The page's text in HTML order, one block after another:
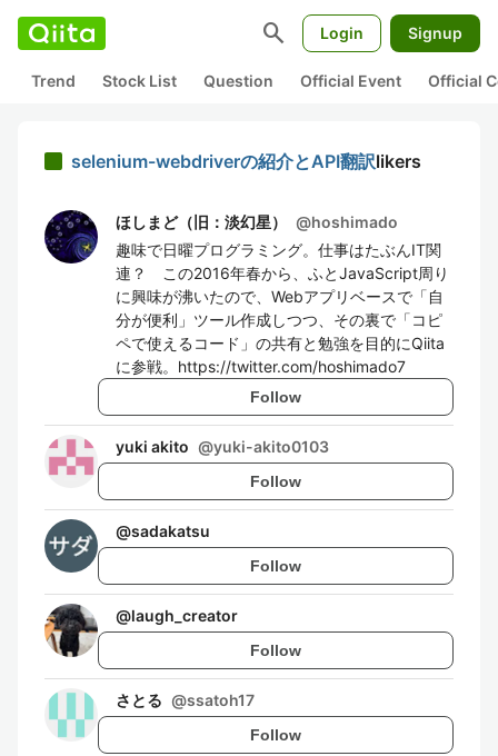
search Login Signup
Trend Stock List Question Official Event Official
selenium-webdriverの紹介とAPI翻訳likers
ほしまど（旧：淡幻星） @hoshimado
趣味で日曜プログラミング。仕事はたぶんIT関
連？ この2016年春から、ふとJavaScript周り
に興味が沸いたので、Webアプリベースで「自
分が便利」ツール作成しつつ、その裏で「コピ
ペで使えるコード」の共有と勉強を目的にQiita
に参戦。https://twitter.com/hoshimado7
Follow
yuki akito @yuki-akito0103
Follow
@sadakatsu
Follow
@laugh_creator
Follow
さとる @ssatoh17
Follow